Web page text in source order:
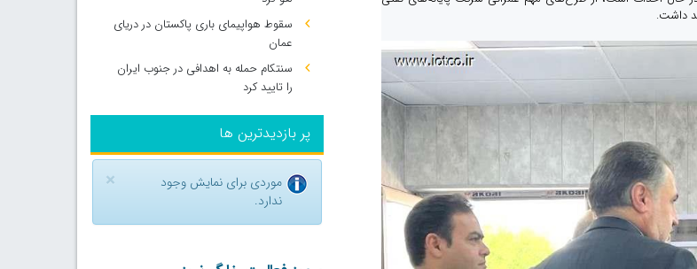
داشت.
سقوط هواپیمای باری پاکستان در دریای
عمان
سنتکام حمله به اهدافی در جنوب ایران
را تایید کرد
پر بازدیدترین ها
×
موردی برای نمایش وجود
ندارد.